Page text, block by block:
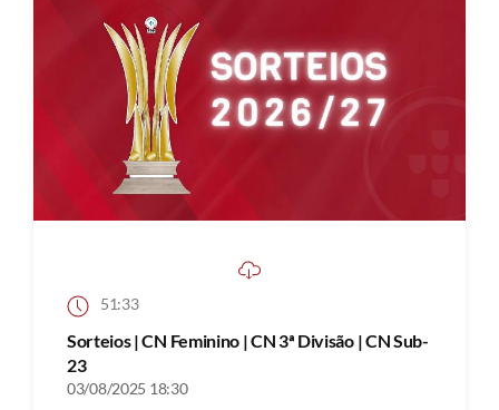
51:33
Sorteios | CN Feminino | CN 3ª Divisão | CN Sub-
23
03/08/2025 18:30